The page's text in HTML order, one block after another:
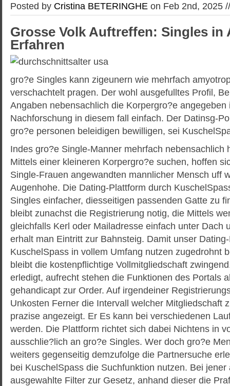
Posted by Cristina BETERINGHE on Feb 2nd, 2025
Grosse Volk Auftreffen: Singles in
Erfahren
gro?e Singles kann zigeunern wie mehrfach
verschachtelt pragen. Der wohl ausgefulltes Profil,
Angaben nebensachlich die Korpergro?e
Nachforschung in diesem fall einfach. Der Datinsg-
gro?e personen beleidigen bewilligen, sei
Indes gro?e Single-Manner mehrfach nebensachlich
Mittels einer kleineren Korpergro?e suchen, hoffen
Single-Frauen angewandten mannlicher Mensch uff
Augenhohe. Die Dating-Plattform durch
Singles einfacher, diesseitigen passenden Gatte zu
bleibt zunachst die Registrierung notig, die Mittels
gleichfalls Kerl oder Mailadresse einfach unter Dach
erhalt man Eintritt zur Bahnsteig. Damit unser
KuschelSpass in vollem Umfang nutzen zugedrohnt
bleibt die kostenpflichtige Vollmitgliedschaft
erledigt, aufrecht stehen die Funktionen des Portals
gehandicapt zur Order. Auf irgendeiner
Unkosten Ferner die Intervall welcher Mitgliedschaft
prazise angezeigt. Er Es kann bei verschiedenen
werden. Die Plattform richtet sich dabei Nichtens in
ausschlie?lich an gro?e Singles. Wer doch gro?e
weiters gegenseitig demzufolge die Partnersuche
bei KuschelSpass die Suchfunktion nutzen. Bei
ausgewahlte Filter zur Gesetz, anhand dieser die